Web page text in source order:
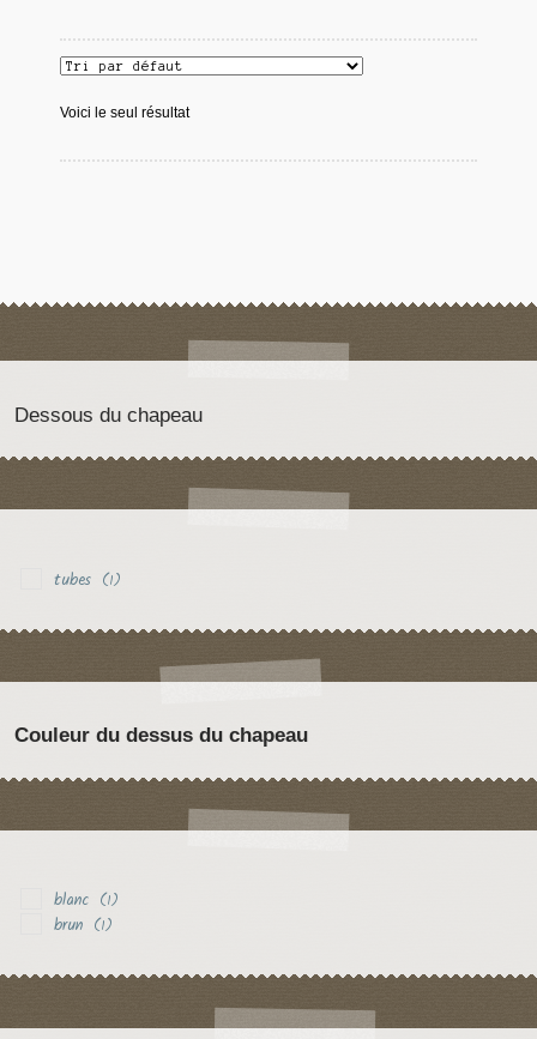
Voici le seul résultat
Dessous du chapeau
tubes (1)
Couleur du dessus du chapeau
blanc (1)
brun (1)